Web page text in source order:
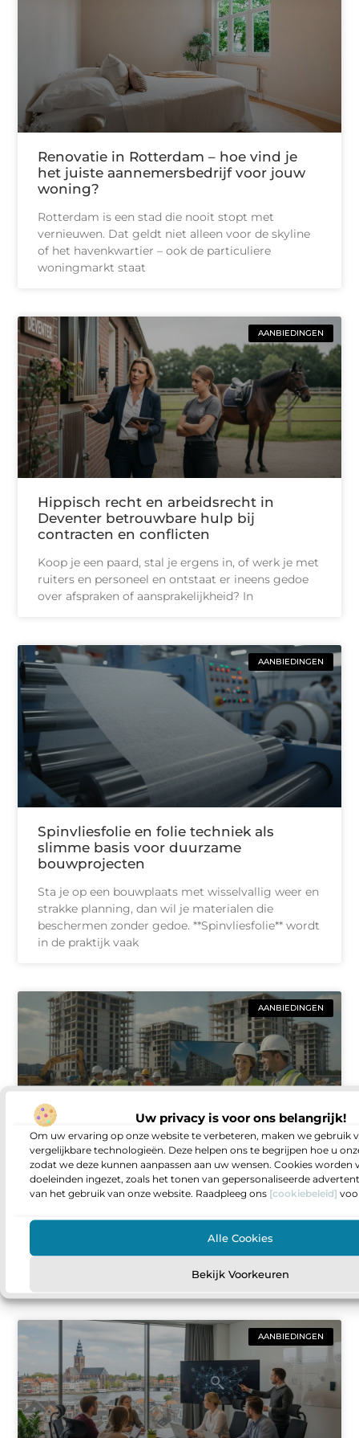
Uw privacy is voor ons belangrijk!
Om uw ervaring op onze website te verbeteren, maken we gebruik
vergelijkbare technologieën. Deze helpen ons te begrijpen hoe u
zodat we deze kunnen aanpassen aan uw wensen. Cookies worden
doeleinden ingezet, zoals het tonen van gepersonaliseerde
van het gebruik van onze website. Raadpleeg ons [cookiebeleid]
Alle Cookies
Bekijk Voorkeuren
Renovatie in Rotterdam – hoe vind je
het juiste aannemersbedrijf voor jouw
woning?
Rotterdam is een stad die nooit stopt met
vernieuwen. Dat geldt niet alleen voor de skyline
of het havenkwartier – ook de particuliere
woningmarkt staat
AANBIEDINGEN
Hippisch recht en arbeidsrecht in
Deventer betrouwbare hulp bij
contracten en conflicten
Koop je een paard, stal je ergens in, of werk je met
ruiters en personeel en ontstaat er ineens gedoe
over afspraken of aansprakelijkheid? In
AANBIEDINGEN
Spinvliesfolie en folie techniek als
slimme basis voor duurzame
bouwprojecten
Sta je op een bouwplaats met wisselvallig weer en
strakke planning, dan wil je materialen die
beschermen zonder gedoe. **Spinvliesfolie** wordt
in de praktijk vaak
AANBIEDINGEN
Vacatures voor projectontwikkelaars in
de bouwsector zo vind je de rol die bij
Sta je op een punt waarop je meer invloed wilt
hebben op wat er gebouwd wordt en hoe
projecten van idee naar oplevering gaan? Dan
AANBIEDINGEN